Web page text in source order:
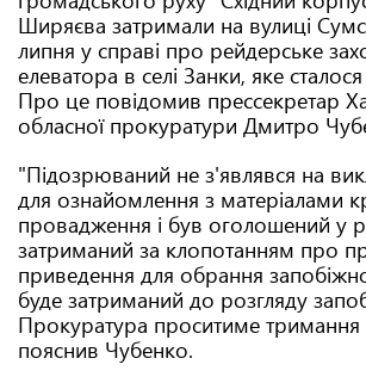
Ширяєва затримали на вулиці
липня у справі про рейдерське
елеватора в селі Занки, яке
Про це повідомив прессекретар
обласної прокуратури Дмитро
"Підозрюваний не з'являвся на
для ознайомлення з матеріалами
провадження і був оголошений у
затриманий за клопотанням про
приведення для обрання
буде затриманий до розгляду
Прокуратура проситиме
пояснив Чубенко.